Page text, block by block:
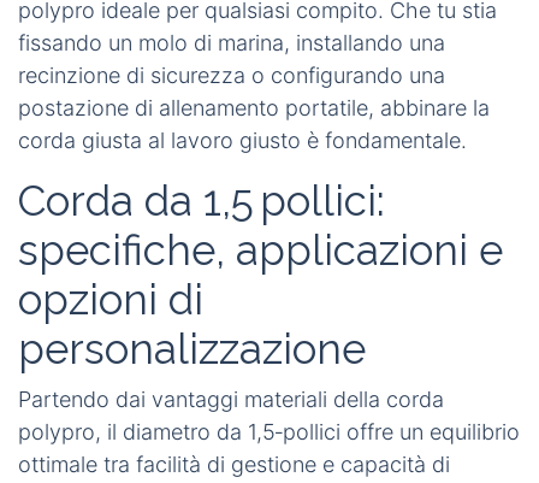
polypro ideale per qualsiasi compito. Che tu stia
fissando un molo di marina, installando una
recinzione di sicurezza o configurando una
postazione di allenamento portatile, abbinare la
corda giusta al lavoro giusto è fondamentale.
Corda da 1,5 pollici:
specifiche, applicazioni e
opzioni di
personalizzazione
Partendo dai vantaggi materiali della corda
polypro, il diametro da 1,5‑pollici offre un equilibrio
ottimale tra facilità di gestione e capacità di